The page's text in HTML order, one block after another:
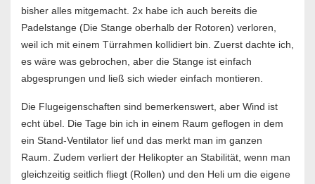
bisher alles mitgemacht. 2x habe ich auch bereits die
Padelstange (Die Stange oberhalb der Rotoren) verloren,
weil ich mit einem Türrahmen kollidiert bin. Zuerst dachte ich,
es wäre was gebrochen, aber die Stange ist einfach
abgesprungen und ließ sich wieder einfach montieren.
Die Flugeigenschaften sind bemerkenswert, aber Wind ist
echt übel. Die Tage bin ich in einem Raum geflogen in dem
ein Stand-Ventilator lief und das merkt man im ganzen
Raum. Zudem verliert der Helikopter an Stabilität, wenn man
gleichzeitig seitlich fliegt (Rollen) und den Heli um die eigene